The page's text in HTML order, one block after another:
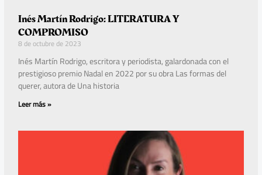
Inés Martín Rodrigo: LITERATURA Y
COMPROMISO
8 de octubre de 2023
Inés Martín Rodrigo, escritora y periodista, galardonada con el
prestigioso premio Nadal en 2022 por su obra Las formas del
querer, autora de Una historia
Leer más »